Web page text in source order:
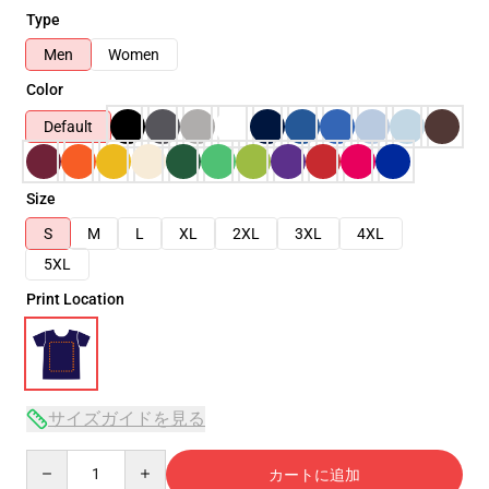
Type
Men
Women
Color
Default
Size
S
M L XL 2XL 3XL
4XL
5XL
Print Location
サイズガイドを見る
カートに追加